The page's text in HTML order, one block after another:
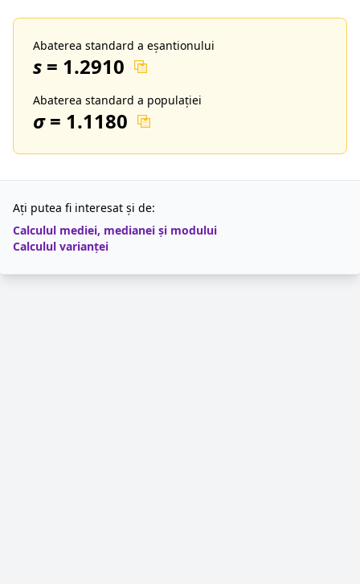
Abaterea standard a eșantionului
s = 1.2910
Abaterea standard a populației
σ= 1.1180
Ați putea fi interesat și de:
Calculul mediei, medianei și modului
Calculul varianței